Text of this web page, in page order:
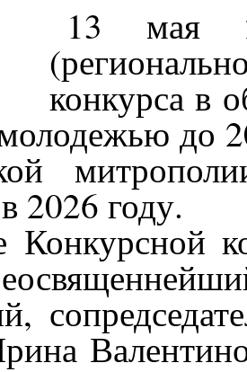
13 мая
конкурса в
до
2026 году.
Конкурсной